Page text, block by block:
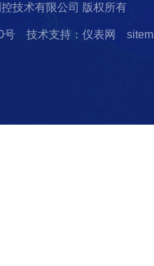
技术有限公司 版权所有
号 技术支持：仪表网